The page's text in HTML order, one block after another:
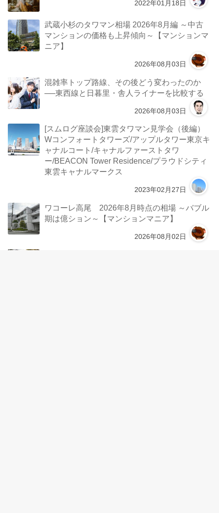
2022年01月18日
武蔵小杉のタワマン相場 2026年8月編 ～中古
マンションの価格も上昇傾向～【マンションマ
ニア】
2026年08月03日
混雑率トップ路線、その後どう変わったのか
──東西線と日暮里・舎人ライナーを比較する
2026年08月03日
[スムログ座談会]東雲タワマン見学会（後編）
Wコンフォートタワーズ/アップルタワー東京キ
ャナルコート/キャナルファーストタワ
ー/BEACON Tower Residence/プラウドシティ
東雲キャナルマークス
2023年02月27日
ワコーレ高尾 2026年8月時点の相場 ～バブル
期は億ション～【マンションマニア】
2026年08月02日